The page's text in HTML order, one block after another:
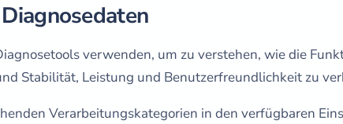
verwenden, um zu verstehen, wie die
Stabilität, Leistung und Benutzerfreundlichkeit zu
Verarbeitungskategorien in den verfügbaren